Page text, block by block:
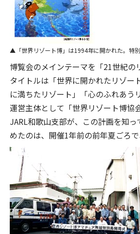
「世界リゾート博」は1994年に開かれた。特
博覧会のメインテーマを「21世紀の
タイトルは「世界に開かれたリゾー
に満ちたリゾート」「心のふれあう
運営主体として「世界リゾート博協
JARL和歌山支部が、この計画を知
めたのは、開催1年前の前年夏ごろで